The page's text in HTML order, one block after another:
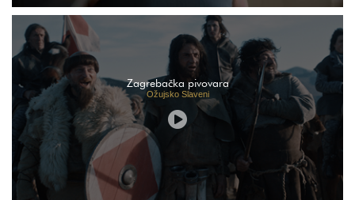
Zagrebačka pivovara
Ožujsko Slaveni